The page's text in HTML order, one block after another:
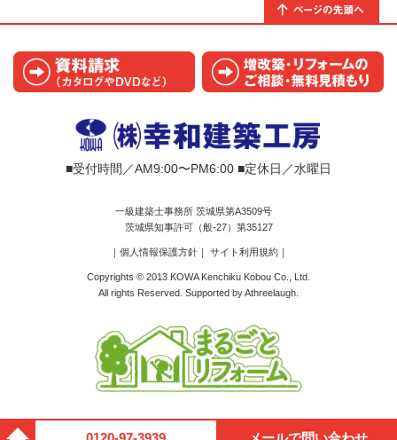
■受付時間／AM9:00〜PM6:00 ■定休日／水曜日
一級建築士事務所 茨城県第A3509号
茨城県知事許可（般-27）第35127
｜個人情報保護方針｜ サイト利用規約｜
Copyrights © 2013 KOWA Kenchiku Kobou Co., Ltd.
All rights Reserved. Supported byAthreelaugh